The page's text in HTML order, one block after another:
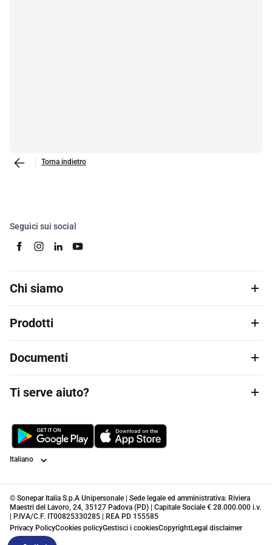
Torna indietro
Seguici sui social
Chi siamo
Prodotti
Documenti
Ti serve aiuto?
Lingua
© Sonepar Italia S.p.A Unipersonale | Sede legale ed amministrativa: Riviera
Maestri del Lavoro, 24, 35127 Padova (PD) | Capitale Sociale € 28.000.000 i.v.
| P.IVA/C.F. IT00825330285 | REA PD 155585
Privacy PolicyCookies policyGestisci i cookiesCopyrightLegal disclaimer